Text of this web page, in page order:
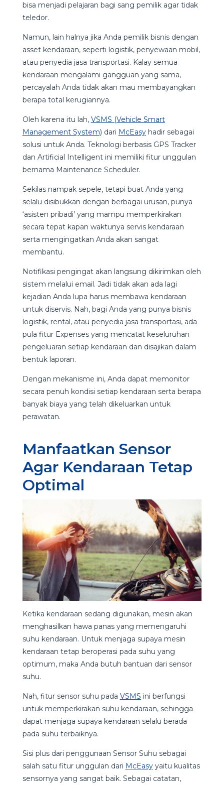
bisa menjadi pelajaran bagi sang pemilik agar tidak
teledor.
Namun, lain halnya jika Anda pemilik bisnis dengan
asset kendaraan, seperti logistik, penyewaan mobil,
atau penyedia jasa transportasi. Kalay semua
kendaraan mengalami gangguan yang sama,
percayalah Anda tidak akan mau membayangkan
berapa total kerugiannya.
Oleh karena itu lah, VSMS (Vehicle Smart
Management System) dari McEasyhadir sebagai
solusi untuk Anda. Teknologi berbasis GPS Tracker
dan Artificial Intelligent ini memiliki fitur unggulan
bernama Maintenance Scheduler.
Sekilas nampak sepele, tetapi buat Anda yang
selalu disibukkan dengan berbagai urusan, punya
‘asisten pribadi’ yang mampu memperkirakan
secara tepat kapan waktunya servis kendaraan
serta mengingatkan Anda akan sangat
membantu.
Notifikasi pengingat akan langsung dikirimkan oleh
sistem melalui email. Jadi tidak akan ada lagi
kejadian Anda lupa harus membawa kendaraan
untuk diservis. Nah, bagi Anda yang punya bisnis
logistik, rental, atau penyedia jasa transportasi, ada
pula fitur Expenses yang mencatat keseluruhan
pengeluaran setiap kendaraan dan disajikan dalam
bentuk laporan.
Dengan mekanisme ini, Anda dapat memonitor
secara penuh kondisi setiap kendaraan serta berapa
banyak biaya yang telah dikeluarkan untuk
perawatan.
Manfaatkan Sensor
Agar Kendaraan Tetap
Optimal
Ketika kendaraan sedang digunakan, mesin akan
menghasilkan hawa panas yang memengaruhi
suhu kendaraan. Untuk menjaga supaya mesin
kendaraan tetap beroperasi pada suhu yang
optimum, maka Anda butuh bantuan dari sensor
suhu.
Nah, fitur sensor suhu pada VSMS ini berfungsi
untuk memperkirakan suhu kendaraan, sehingga
dapat menjaga supaya kendaraan selalu berada
pada suhu terbaiknya.
Sisi plus dari penggunaan Sensor Suhu sebagai
salah satu fitur unggulan dari McEasyyaitu kualitas
sensornya yang sangat baik. Sebagai catatan,